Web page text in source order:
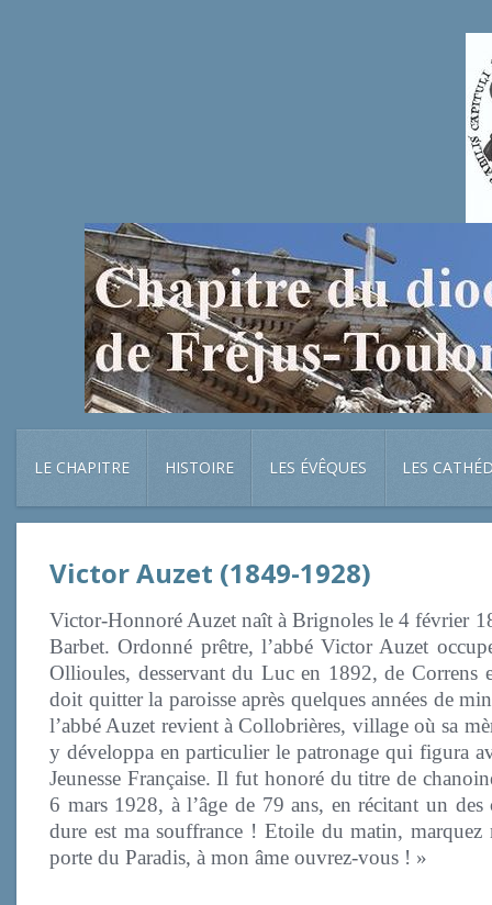
LE CHAPITRE HISTOIRE LES ÉVÊQUES LES
Victor Auzet (1849-1928)
Victor-Honnoré Auzet naît à Brignoles le 4 février
Barbet. Ordonné prêtre, l’abbé Victor Auzet
Ollioules, desservant du Luc en 1892, de
doit quitter la paroisse après quelques années de
l’abbé Auzet revient à Collobrières, village où sa
y développa en particulier le patronage qui figura
Jeunesse Française. Il fut honoré du titre de
6 mars 1928, à l’âge de 79 ans, en récitant un
dure est ma souffrance ! Etoile du matin,
porte du Paradis, à mon âme ouvrez-vous ! »